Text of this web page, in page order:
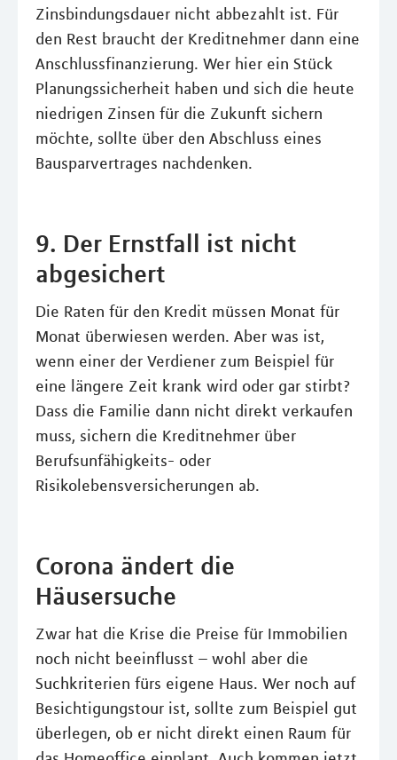
Zinsbindungsdauer nicht abbezahlt ist. Für
den Rest braucht der Kreditnehmer dann eine
Anschlussfinanzierung. Wer hier ein Stück
Planungssicherheit haben und sich die heute
niedrigen Zinsen für die Zukunft sichern
möchte, sollte über den Abschluss eines
Bausparvertrages nachdenken.
9. Der Ernstfall ist nicht
abgesichert
Die Raten für den Kredit müssen Monat für
Monat überwiesen werden. Aber was ist,
wenn einer der Verdiener zum Beispiel für
eine längere Zeit krank wird oder gar stirbt?
Dass die Familie dann nicht direkt verkaufen
muss, sichern die Kreditnehmer über
Berufsunfähigkeits- oder
Risikolebensversicherungen ab.
Corona ändert die
Häusersuche
Zwar hat die Krise die Preise für Immobilien
noch nicht beeinflusst – wohl aber die
Suchkriterien fürs eigene Haus. Wer noch auf
Besichtigungstour ist, sollte zum Beispiel gut
überlegen, ob er nicht direkt einen Raum für